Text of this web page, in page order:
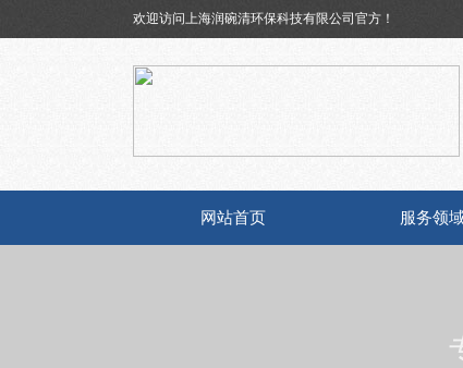
欢迎访问上海润碗清环保科技有限公司官方！
网站首页 服务领